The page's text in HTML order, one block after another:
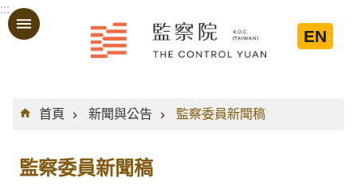
跳到主要內容區塊
:::
EN
:::
首頁
新聞與公告 監察委員新聞稿
監察委員新聞稿